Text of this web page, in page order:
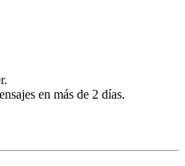
en más de 2 días.